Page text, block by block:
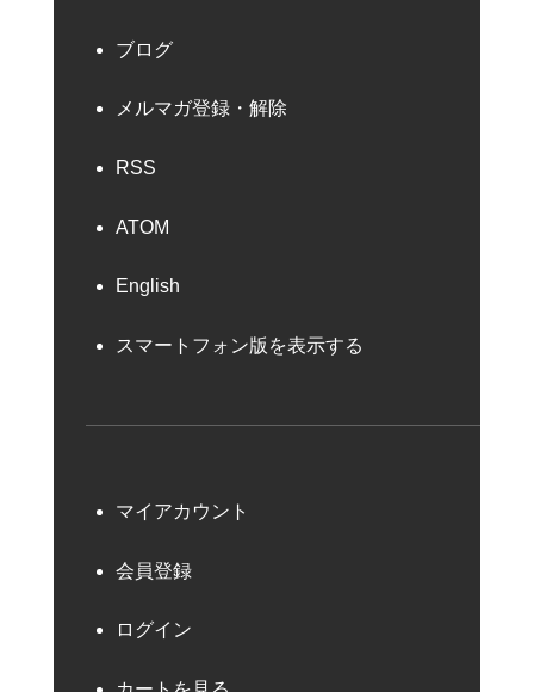
ブログ
メルマガ登録・解除
RSS
ATOM
English
スマートフォン版を表示する
マイアカウント
会員登録
ログイン